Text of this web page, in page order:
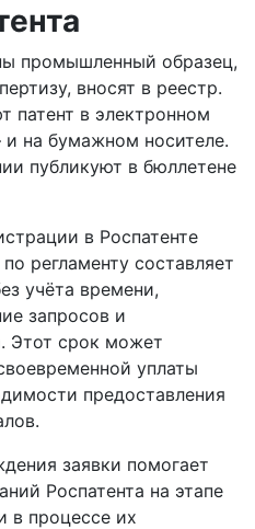
промышленный образец,
вносят в реестр.
патент в электронном
на бумажном носителе.
публикуют в бюллетене
в Роспатенте
регламенту составляет
учёта времени,
запросов и
Этот срок может
уплаты
предоставления
заявки помогает
Роспатента на этапе
в процессе их